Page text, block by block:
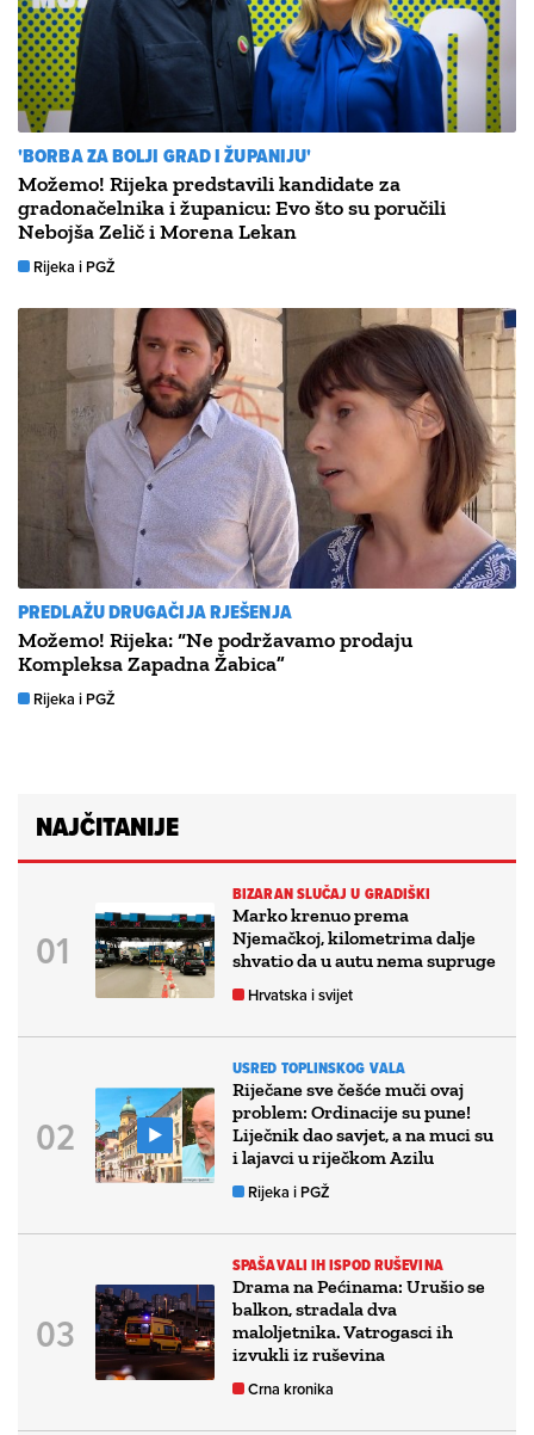
'BORBA ZA BOLJI GRAD I ŽUPANIJU'
Možemo! Rijeka predstavili kandidate za
gradonačelnika i županicu: Evo što su poručili
Nebojša Zelič i Morena Lekan
Rijeka i PGŽ
PREDLAŽU DRUGAČIJA RJEŠENJA
Možemo! Rijeka: “Ne podržavamo prodaju
Kompleksa Zapadna Žabica”
Rijeka i PGŽ
NAJČITANIJE
BIZARAN SLUČAJ U GRADIŠKI
Marko krenuo prema
Njemačkoj, kilometrima dalje
shvatio da u autu nema supruge
Hrvatska i svijet
USRED TOPLINSKOG VALA
Riječane sve češće muči ovaj
problem: Ordinacije su pune!
Liječnik dao savjet, a na muci su
i lajavci u riječkom Azilu
Rijeka i PGŽ
SPAŠAVALI IH ISPOD RUŠEVINA
Drama na Pećinama: Urušio se
balkon, stradala dva
maloljetnika. Vatrogasci ih
izvukli iz ruševina
Crna kronika